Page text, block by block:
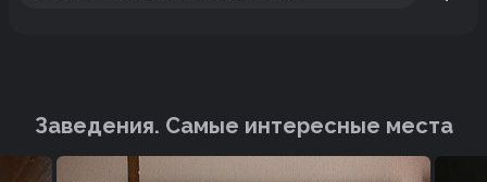
Заведения. Cамые интересные места